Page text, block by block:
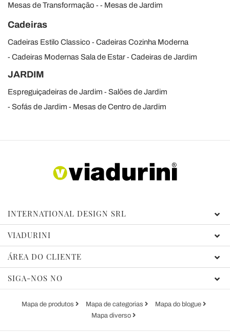
Mesas de Transformação
Mesas de Jardim
Cadeiras
Cadeiras Estilo Classico
Cadeiras Cozinha Moderna
Cadeiras Modernas Sala de Estar
Cadeiras de Jardim
JARDIM
Espreguiçadeiras de Jardim
Salões de Jardim
Sofás de Jardim
Mesas de Centro de Jardim
INTERNATIONAL DESIGN SRL
VIADURINI
ÁREA DO CLIENTE
SIGA-NOS NO
Mapa de produtos Mapa de categorias
Mapa do blogue
Mapa diverso